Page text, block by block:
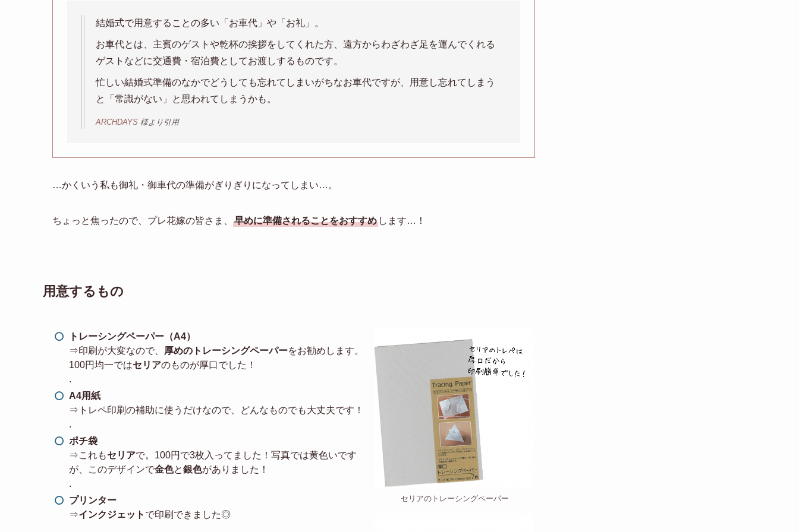
結婚式で用意することの多い「お車代」や「お礼」。
お車代とは、主賓のゲストや乾杯の挨拶をしてくれた方、遠方からわざわざ足を運んでくれる
ゲストなどに交通費・宿泊費としてお渡しするものです。
忙しい結婚式準備のなかでどうしても忘れてしまいがちなお車代ですが、用意し忘れてしまう
と「常識がない」と思われてしまうかも。
ARCHDAYS 様より引用
…かくいう私も御礼・御車代の準備がぎりぎりになってしまい…。
ちょっと焦ったので、プレ花嫁の皆さま、 早めに準備されることをおすすめ します…！
用意するもの
トレーシングペーパー（A4）
⇒印刷が大変なので、 厚めのトレーシングペーパーをお勧めします。
100円均一ではセリアのものが厚口でした！
.
A4用紙
⇒トレペ印刷の補助に使うだけなので、どんなものでも大丈夫です！
.
ポチ袋
⇒これもセリアで。100円で3枚入ってました！写真では黄色いです
が、このデザインで金色と銀色がありました！
.
プリンター
⇒インクジェット で印刷できました◎
セリアのトレーシングペーパー